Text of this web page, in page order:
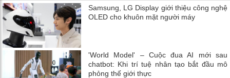
Samsung, LG Display giới thiệu công nghệ
OLED cho khuôn mặt người máy
'World Model' – Cuộc đua AI mới sau
chatbot: Khi trí tuệ nhân tạo bắt đầu mô
phỏng thế giới thực